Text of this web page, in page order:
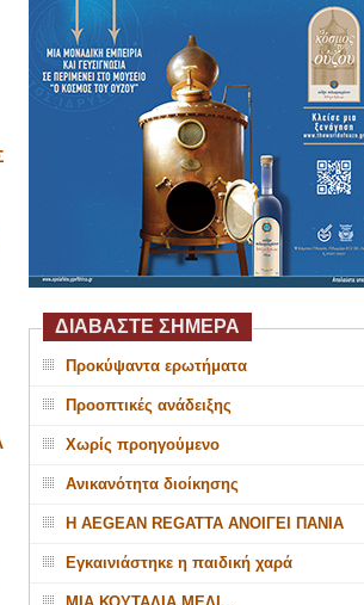
ΔΙΑΒΑΣΤΕ ΣΗΜΕΡΑ
Προκύψαντα ερωτήματα
Προοπτικές ανάδειξης
Χωρίς προηγούμενο
Ανικανότητα διοίκησης
Η AEGEAN REGATTA ΑΝΟΙΓΕΙ ΠΑΝΙΑ
Εγκαινιάστηκε η παιδική χαρά